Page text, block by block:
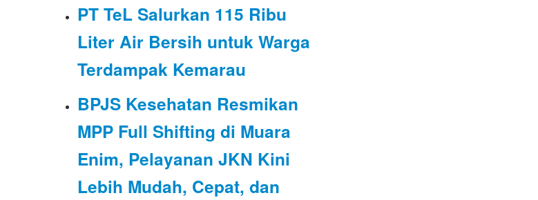
PT TeL Salurkan 115 Ribu
Liter Air Bersih untuk Warga
Terdampak Kemarau
BPJS Kesehatan Resmikan
MPP Full Shifting di Muara
Enim, Pelayanan JKN Kini
Lebih Mudah, Cepat, dan